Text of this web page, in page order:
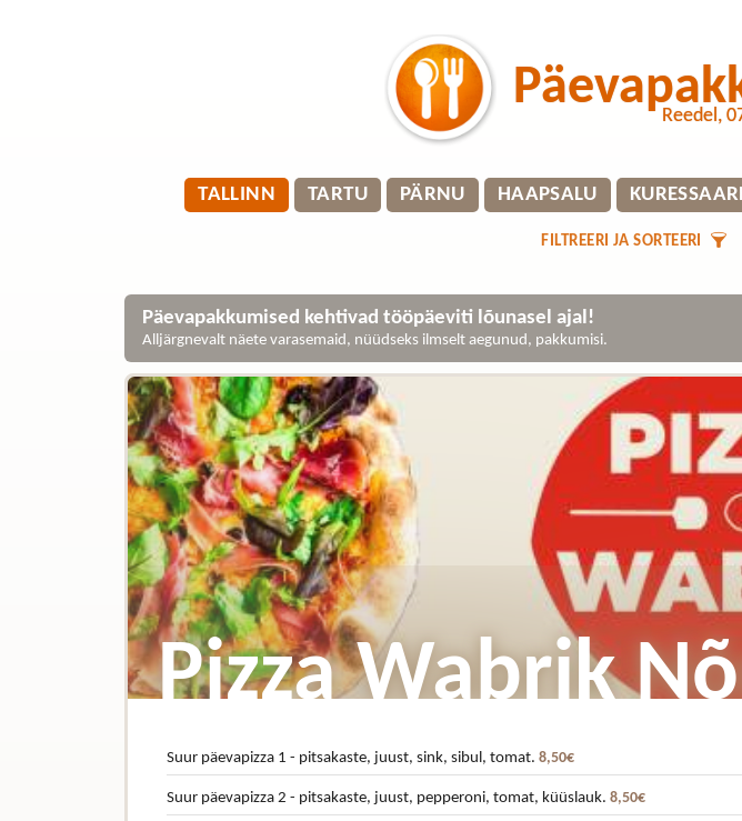
Reedel,
TALLINN TARTU PÄRNU HAAPSALU
FILTREERI JA SORTEERI
Päevapakkumised kehtivad tööpäeviti lõunasel ajal!
Alljärgnevalt näete varasemaid, nüüdseks ilmselt aegunud, pakkumisi.
Pizza Wabrik
Suur päevapizza 1 - pitsakaste, juust, sink, sibul, tomat. 8,50€
Suur päevapizza 2 - pitsakaste, juust, pepperoni, tomat, küüslauk. 8,50€